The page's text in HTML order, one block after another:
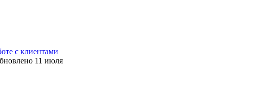
с клиентами
11 июля